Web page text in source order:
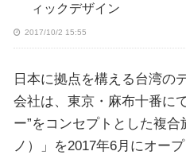
ィックデザイン
2017/10/2 15:55
日本に拠点を構える台湾の
会社は、東京・麻布十番に
ー”をコンセプトとした複
ノ）」を2017年6月にオー